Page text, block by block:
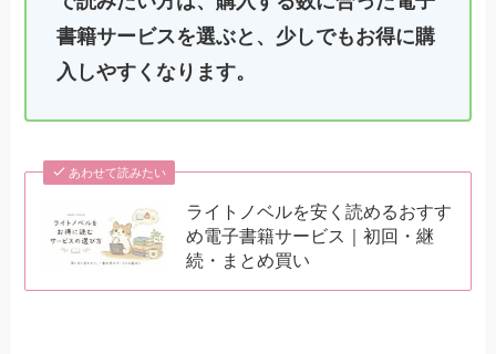
書籍サービスを選ぶと、少しでもお得に購
入しやすくなります。
あわせて読みたい
ライトノベルを安く読めるおすす
め電子書籍サービス｜初回・継
続・まとめ買い